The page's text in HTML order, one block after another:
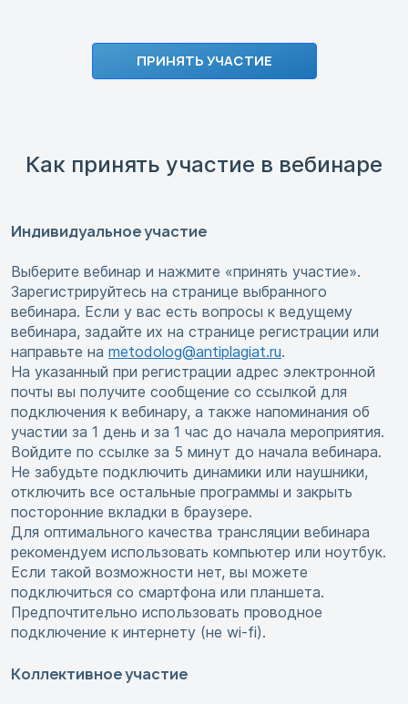
ПРИНЯТЬ УЧАСТИЕ
Как принять участие в вебинаре
Индивидуальное участие
Выберите вебинар и нажмите «принять участие».
Зарегистрируйтесь на странице выбранного
вебинара. Если у вас есть вопросы к ведущему
вебинара, задайте их на странице регистрации или
направьте на metodolog@antiplagiat.ru.
На указанный при регистрации адрес электронной
почты вы получите сообщение со ссылкой для
подключения к вебинару, а также напоминания об
участии за 1 день и за 1 час до начала мероприятия.
Войдите по ссылке за 5 минут до начала вебинара.
Не забудьте подключить динамики или наушники,
отключить все остальные программы и закрыть
посторонние вкладки в браузере.
Для оптимального качества трансляции вебинара
рекомендуем использовать компьютер или ноутбук.
Если такой возможности нет, вы можете
подключиться со смартфона или планшета.
Предпочтительно использовать проводное
подключение к интернету (не wi-fi).
Коллективное участие